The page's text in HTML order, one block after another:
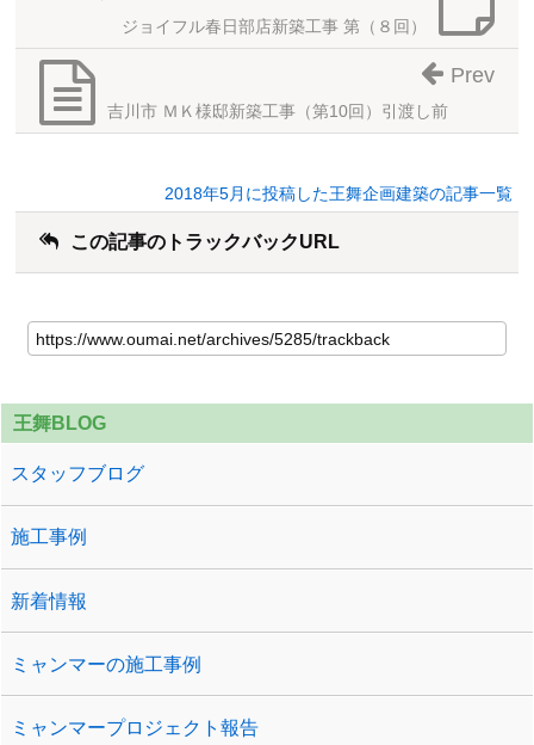
ジョイフル春日部店新築工事 第（８回）
吉川市 ＭＫ様邸新築工事（第10回）引渡し前
Prev
2018年5月に投稿した王舞企画建築の記事一覧
この記事のトラックバックURL
王舞BLOG
スタッフブログ
施工事例
新着情報
ミャンマーの施工事例
ミャンマープロジェクト報告